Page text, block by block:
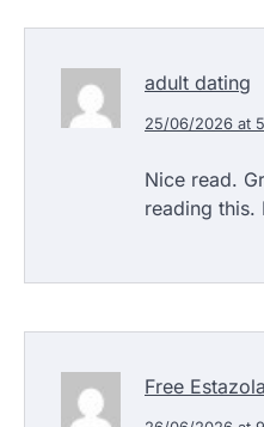
adult dating
25/06/2026 at
Nice read.
reading this.
Free